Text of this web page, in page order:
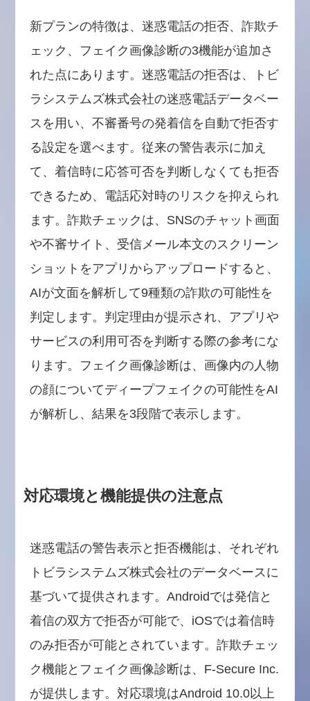
新プランの特徴は、迷惑電話の拒否、詐欺チ
ェック、フェイク画像診断の3機能が追加さ
れた点にあります。迷惑電話の拒否は、トビ
ラシステムズ株式会社の迷惑電話データベー
スを用い、不審番号の発着信を自動で拒否す
る設定を選べます。従来の警告表示に加え
て、着信時に応答可否を判断しなくても拒否
できるため、電話応対時のリスクを抑えられ
ます。詐欺チェックは、SNSのチャット画面
や不審サイト、受信メール本文のスクリーン
ショットをアプリからアップロードすると、
AIが文面を解析して9種類の詐欺の可能性を
判定します。判定理由が提示され、アプリや
サービスの利用可否を判断する際の参考にな
ります。フェイク画像診断は、画像内の人物
の顔についてディープフェイクの可能性をAI
が解析し、結果を3段階で表示します。
対応環境と機能提供の注意点
迷惑電話の警告表示と拒否機能は、それぞれ
トビラシステムズ株式会社のデータベースに
基づいて提供されます。Androidでは発信と
着信の双方で拒否が可能で、iOSでは着信時
のみ拒否が可能とされています。詐欺チェッ
ク機能とフェイク画像診断は、F-Secure Inc.
が提供します。対応環境はAndroid 10.0以上